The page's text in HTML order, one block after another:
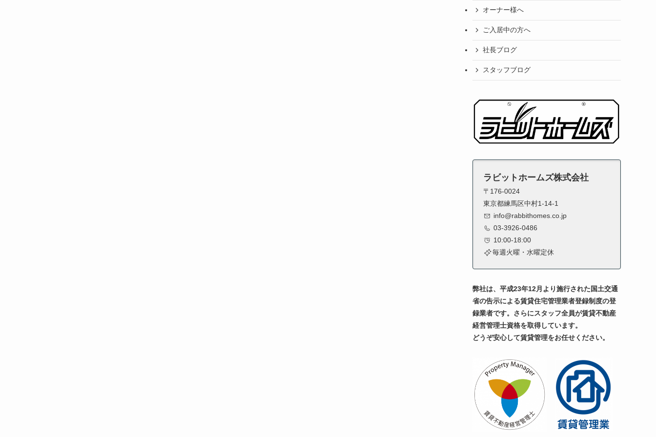
オーナー様へ
ご入居中の方へ
社長ブログ
スタッフブログ
ラビットホームズ株式会社
〒176-0024
東京都練馬区中村1-14-1
info@rabbithomes.co.jp
03-3926-0486
10:00-18:00
毎週火曜・水曜定休
弊社は、平成23年12月より施行された国土交通
省の告示による賃貸住宅管理業者登録制度の登
録業者です。 さらにスタッフ全員が賃貸不動産
経営管理士資格を取得しています。
どうぞ安心して賃貸管理をお任せください。